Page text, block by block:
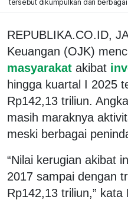
tersebut dikumpulkan dari
REPUBLIKA.CO.ID,
Keuangan (OJK)
masyarakat akibat
hingga kuartal I 2025
Rp142,13 triliun.
masih maraknya
meski berbagai
“Nilai kerugian akibat
2017 sampai dengan
Rp142,13 triliun,”